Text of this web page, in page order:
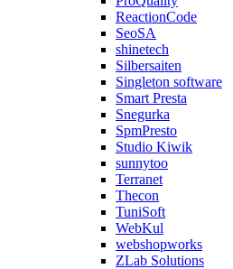
ReactionCode
SeoSA
shinetech
Silbersaiten
Singleton software
Smart Presta
Snegurka
SpmPresto
Studio Kiwik
sunnytoo
Terranet
Thecon
TuniSoft
WebKul
webshopworks
ZLab Solutions